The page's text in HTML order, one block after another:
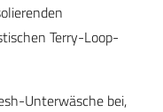
Terry-Loop-
Unterwäsche bei,